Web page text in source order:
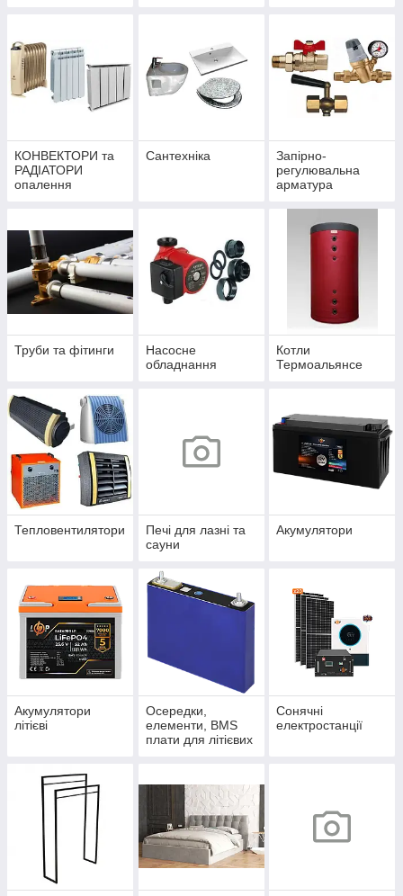
КОНВЕКТОРИ та
РАДІАТОРИ
опалення
Сантехніка
Запірно-
регулювальна
арматура
Труби та фітинги
Насосне
обладнання
Котли
Термоальянсе
Тепловентилятори
Печі для лазні та
сауни
Акумулятори
Акумулятори
літієві
Осередки,
елементи, BMS
плати для літієвих
Сонячні
електростанції